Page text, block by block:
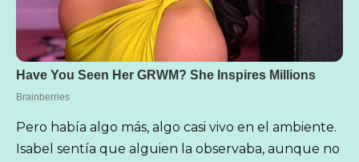
Pero había algo más, algo casi vivo en el ambiente.
Isabel sentía que alguien la observaba, aunque no